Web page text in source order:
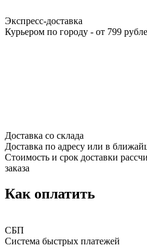
Экспресс-доставка
Курьером по городу - от 799
Доставка со склада
Доставка по адресу или в
Стоимость и срок доставки
заказа
Как оплатить
СБП
Система быстрых платежей